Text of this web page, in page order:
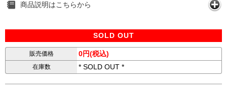
商品説明はこちらから
SOLD OUT
販売価格 0円(税込)
在庫数 * SOLD OUT *